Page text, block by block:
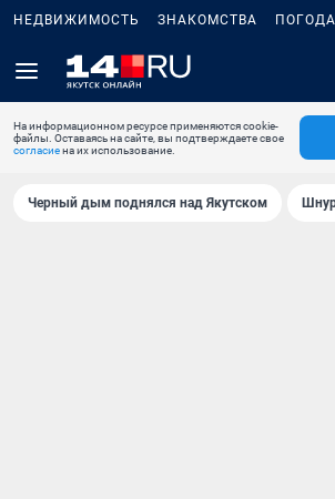
НЕДВИЖИМОСТЬ ЗНАКОМСТВА ПОГОДА
На информационном ресурсе применяются cookie-
файлы. Оставаясь на сайте, вы подтверждаете свое
согласиена их использование.
Черный дым поднялся над Якутском